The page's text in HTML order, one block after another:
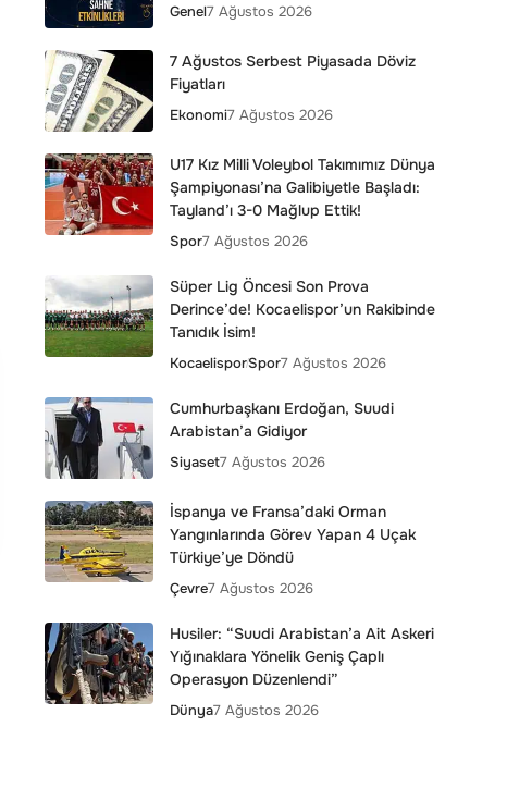
Genel7 Ağustos 2026
7 Ağustos Serbest Piyasada Döviz
Fiyatları
Ekonomi7 Ağustos 2026
U17 Kız Milli Voleybol Takımımız Dünya
Şampiyonası’na Galibiyetle Başladı:
Tayland’ı 3-0 Mağlup Ettik!
Spor7 Ağustos 2026
Süper Lig Öncesi Son Prova
Derince’de! Kocaelispor’un Rakibinde
Tanıdık İsim!
KocaelisporSpor7 Ağustos 2026
Cumhurbaşkanı Erdoğan, Suudi
Arabistan’a Gidiyor
Siyaset7 Ağustos 2026
İspanya ve Fransa’daki Orman
Yangınlarında Görev Yapan 4 Uçak
Türkiye’ye Döndü
Çevre7 Ağustos 2026
Husiler: “Suudi Arabistan’a Ait Askeri
Yığınaklara Yönelik Geniş Çaplı
Operasyon Düzenlendi”
Dünya7 Ağustos 2026